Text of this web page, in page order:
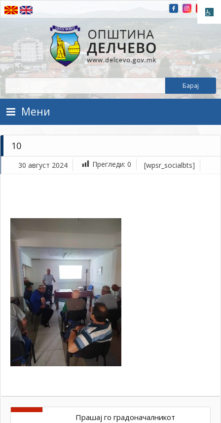
Прескокнете на содржината
Општина Делчево
Општина Делчево
Мени
10
30 август 2024 Прегледи: 0 [wpsr_socialbts]
Прашај го градоначалникот